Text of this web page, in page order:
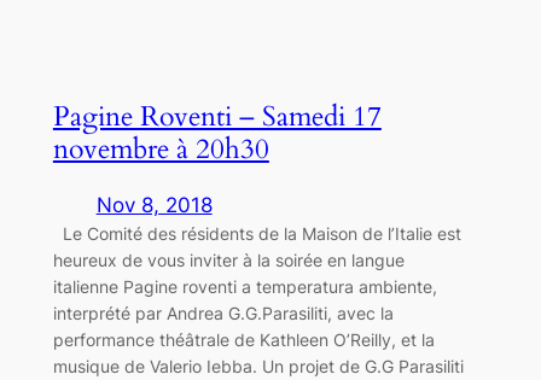
Pagine Roventi – Samedi 17
novembre à 20h30
Nov 8, 2018
Le Comité des résidents de la Maison de l’Italie est
heureux de vous inviter à la soirée en langue
italienne Pagine roventi a temperatura ambiente,
interprété par Andrea G.G.Parasiliti, avec la
performance théâtrale de Kathleen O’Reilly, et la
musique de Valerio Iebba. Un projet de G.G Parasiliti